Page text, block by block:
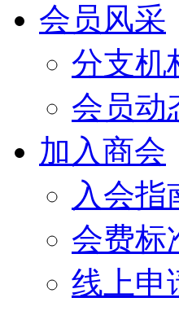
会员风采
分支机
会员动
加入商会
入会指
会费标
线上申